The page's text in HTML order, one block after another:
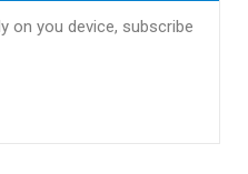
on you device, subscribe